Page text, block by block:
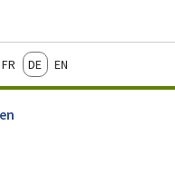
DeutschEnglish